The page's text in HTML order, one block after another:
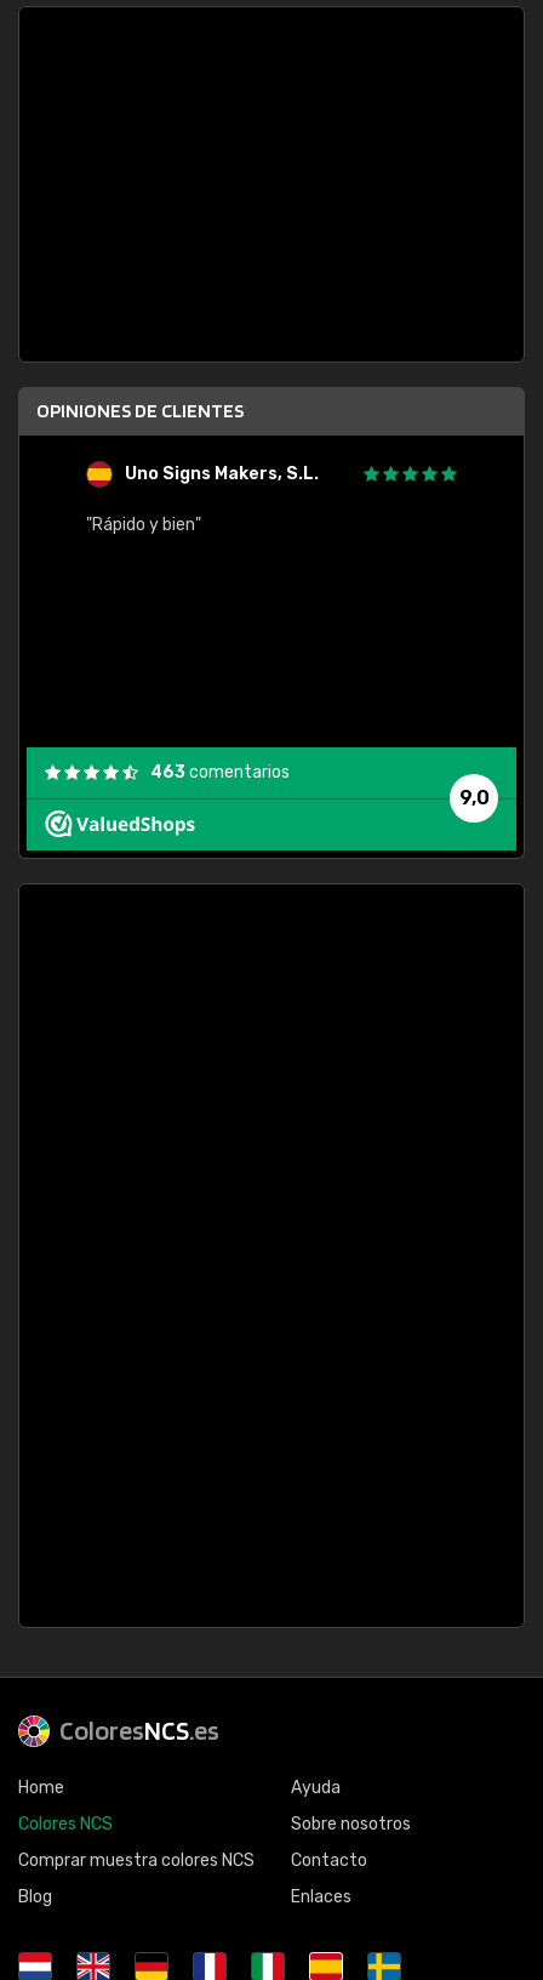
OPINIONES DE CLIENTES
Uno Signs Makers, S.L.
"Rápido y bien"
9,0
463comentarios
ColoresNCS.es
Home
Colores NCS
Comprar muestra colores NCS
Blog
Ayuda
Sobre nosotros
Contacto
Enlaces